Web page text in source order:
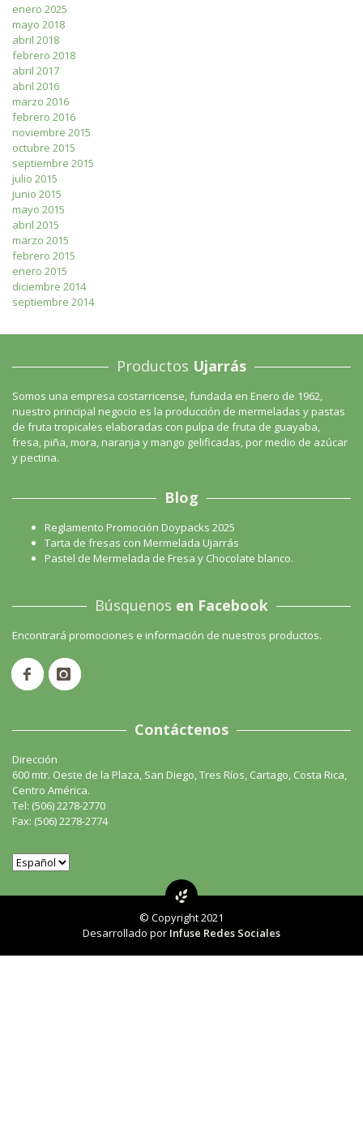
enero 2025
mayo 2018
abril 2018
febrero 2018
abril 2017
abril 2016
marzo 2016
febrero 2016
noviembre 2015
octubre 2015
septiembre 2015
julio 2015
junio 2015
mayo 2015
abril 2015
marzo 2015
febrero 2015
enero 2015
diciembre 2014
septiembre 2014
Productos Ujarrás
Somos una empresa costarricense, fundada en Enero de 1962,
nuestro principal negocio es la producción de mermeladas y pastas
de fruta tropicales elaboradas con pulpa de fruta de guayaba,
fresa, piña, mora, naranja y mango gelificadas, por medio de azúcar
y pectina.
Blog
Reglamento Promoción Doypacks 2025
Tarta de fresas con Mermelada Ujarrás
Pastel de Mermelada de Fresa y Chocolate blanco.
Búsquenos en Facebook
Encontrará promociones e información de nuestros productos.
Contáctenos
Dirección
600 mtr. Oeste de la Plaza, San Diego, Tres Ríos, Cartago, Costa Rica,
Centro América.
Tel: (506) 2278-2770
Fax: (506) 2278-2774
© Copyright 2021
Desarrollado por Infuse Redes Sociales